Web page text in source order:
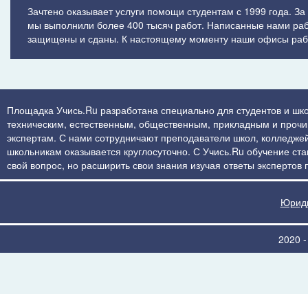
Зачтено оказывает услуги помощи студентам с 1999 года.
мы выполнили более 400 тысяч работ. Написанные нами
защищены и сданы. К настоящему моменту наши офисы
Площадка Учись.Ru разработана специально для студентов и
техническим, естественным, общественным, прикладным и
экспертам. С нами сотрудничают преподаватели школ,
школьникам оказывается круглосуточно. С Учись.Ru обучение
свой вопрос, но расширить свои знания изучая ответы
2020